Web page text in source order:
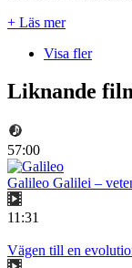
+ Läs mer
Visa fler
Liknande
57:00
Galileo Galilei –
11:31
Vägen till en